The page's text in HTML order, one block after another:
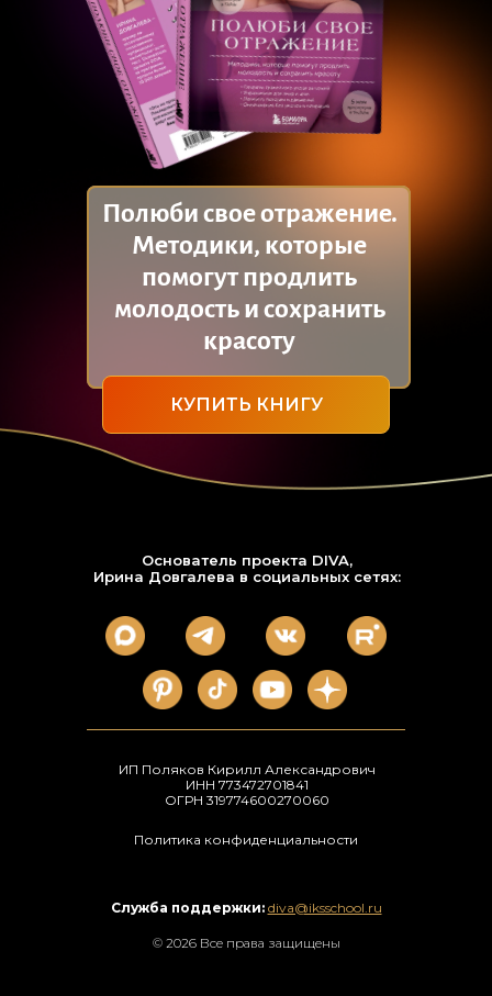
Полюби свое отражение.
Методики, которые
помогут продлить
молодость и сохранить
красоту
КУПИТЬ КНИГУ
Основатель проекта DIVA,
Ирина Довгалева в социальных сетях:
ИП Поляков Кирилл Александрович
ИНН 773472701841
ОГРН 319774600270060
© 2026 Все права защищены
Служба поддержки: diva@iksschool.ru
Политика конфиденциальности